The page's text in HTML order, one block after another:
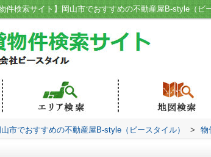
件検索サイト】岡山市でおすすめの不動産屋B-style（ビ
市でおすすめの不動産屋B-style（ビースタイル） > 物